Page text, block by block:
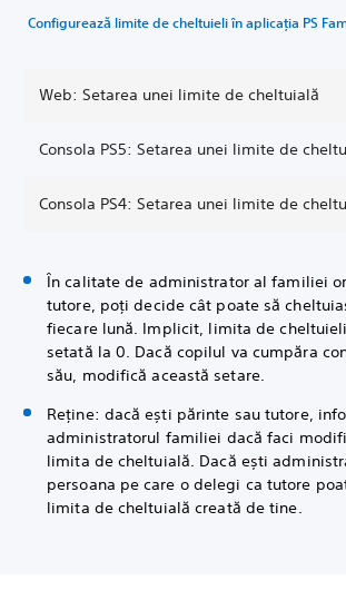
Configurează limite de cheltuieli în aplicația PS
Web: Setarea unei limite de cheltuială
Consola PS5: Setarea unei limite de
Consola PS4: Setarea unei limite de
În calitate de administrator al familiei
tutore, poți decide cât poate să
fiecare lună. Implicit, limita de
setată la 0. Dacă copilul va cumpăra
său, modifică această setare.
Reține: dacă ești părinte sau tutore,
administratorul familiei dacă faci
limita de cheltuială. Dacă ești
persoana pe care o delegi ca tutore
limita de cheltuială creată de tine.